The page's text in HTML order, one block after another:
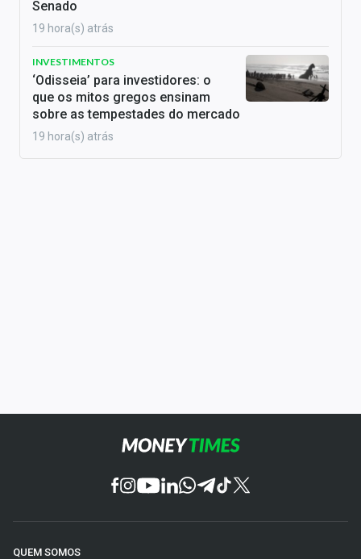
Senado
19 hora(s) atrás
INVESTIMENTOS
‘Odisseia’ para investidores: o
que os mitos gregos ensinam
sobre as tempestades do mercado
19 hora(s) atrás
QUEM SOMOS